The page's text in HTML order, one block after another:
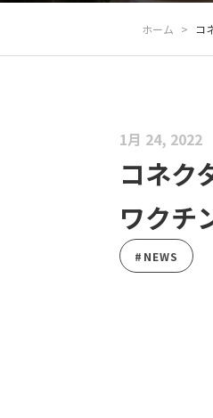
ホーム > コ
1月 24, 2022
コネク
ワクチ
#NEWS